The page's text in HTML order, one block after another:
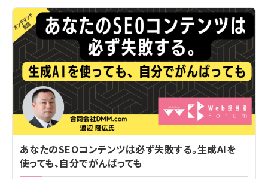
あなたのSEOコンテンツは必ず失敗する。生成AIを
使っても、自分でがんばっても